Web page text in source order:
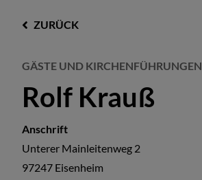
ZURÜCK
GÄSTE UND KIRCHENFÜHRUNGEN
Rolf Krauß
Anschrift
Unterer Mainleitenweg 2
97247 Eisenheim